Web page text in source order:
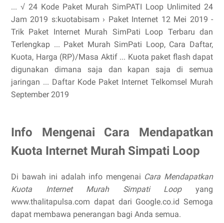
... √ 24 Kode Paket Murah SimPATI Loop Unlimited 24
Jam 2019 s:kuotabisam › Paket Internet 12 Mei 2019 -
Trik Paket Internet Murah SimPati Loop Terbaru dan
Terlengkap ... Paket Murah SimPati Loop, Cara Daftar,
Kuota, Harga (RP)/Masa Aktif ... Kuota paket flash dapat
digunakan dimana saja dan kapan saja di semua
jaringan ... Daftar Kode Paket Internet Telkomsel Murah
September 2019
Info Mengenai Cara Mendapatkan
Kuota Internet Murah Simpati Loop
Di bawah ini adalah info mengenai Cara Mendapatkan
Kuota Internet Murah Simpati Loop yang
www.thalitapulsa.com dapat dari Google.co.id Semoga
dapat membawa penerangan bagi Anda semua.